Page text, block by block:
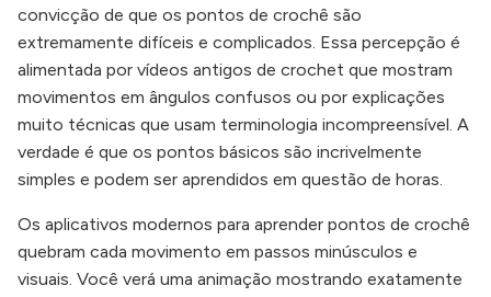
convicção de que os pontos de crochê são
extremamente difíceis e complicados. Essa percepção é
alimentada por vídeos antigos de crochet que mostram
movimentos em ângulos confusos ou por explicações
muito técnicas que usam terminologia incompreensível. A
verdade é que os pontos básicos são incrivelmente
simples e podem ser aprendidos em questão de horas.
Os aplicativos modernos para aprender pontos de crochê
quebram cada movimento em passos minúsculos e
visuais. Você verá uma animação mostrando exatamente